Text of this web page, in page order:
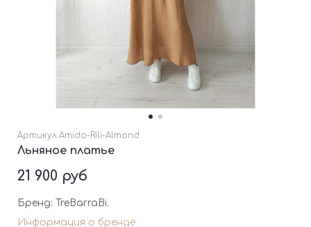
АртикулAmido-Rili-Almond
Льняное платье
21 900 руб
Бренд: TreBarraBi.
Информация о бренде